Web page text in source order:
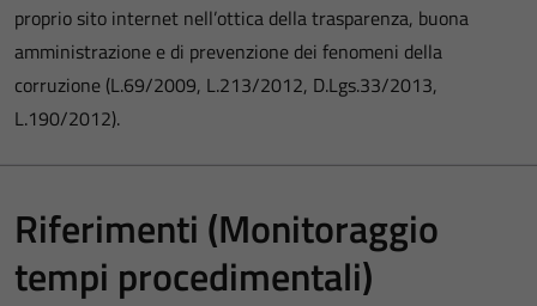
proprio sito internet nell’ottica della trasparenza, buona
amministrazione e di prevenzione dei fenomeni della
corruzione (L.69/2009, L.213/2012, D.Lgs.33/2013,
L.190/2012).
Riferimenti (Monitoraggio
tempi procedimentali)